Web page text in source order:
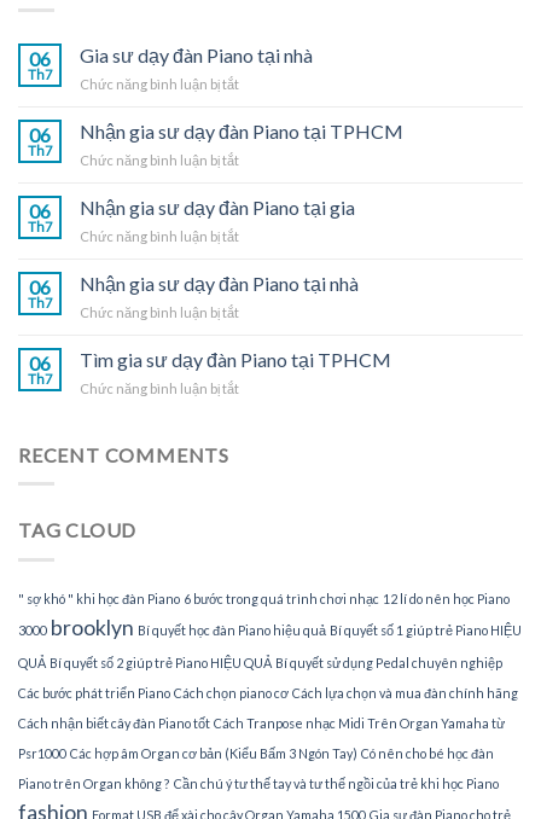
06
Th7
Gia sư dạy đàn Piano tại nhà
Chức năng bình luận bị tắtở
dạy
đàn
tại
06
Th7
Nhận gia sư dạy đàn Piano tại TPHCM
Chức năng bình luận bị tắtở
gia
sư
dạy
Piano
TPHCM
06
Th7
Nhận gia sư dạy đàn Piano tại gia
Chức năng bình luận bị tắtở
gia
sư
dạy
Piano
gia
06
Th7
Nhận gia sư dạy đàn Piano tại nhà
Chức năng bình luận bị tắtở
gia
sư
dạy
06
Th7
Tìm gia sư dạy đàn Piano tại TPHCM
Chức năng bình luận bị tắtở
RECENT COMMENTS
TAG CLOUD
" sợ khó " khi học đàn Piano 6 bước trong quá trình chơi nhạc 12 lí do nên học Piano
3000 brooklyn Bí quyết học đàn Piano hiệu quả Bí quyết số 1 giúp trẻ Piano HIỆU
QUẢ Bí quyết số 2 giúp trẻ Piano HIỆU QUẢ Bí quyết sử dụng Pedal chuyên nghiệp
Các bước phát triển Piano Cách chọn piano cơ Cách lựa chọn và mua đàn chính hãng
Cách nhận biết cây đàn Piano tốt Cách Tranpose nhạc Midi Trên Organ Yamaha từ
Psr1000 Các hợp âm Organ cơ bản (Kiểu Bấm 3 Ngón Tay) Có nên cho bé học đàn
Piano trên Organ không ? Cần chú ý tư thế tay và tư thế ngồi của trẻ khi học Piano
fashion Format USB để xài cho cây Organ Yamaha 1500 Gia sư đàn Piano cho trẻ